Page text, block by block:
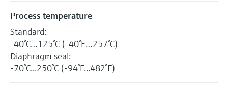
Process temperature
Standard:
-40°C…125°C (-40°F…257°C)
Diaphragm seal:
-70°C...250°C (-94°F...482°F)